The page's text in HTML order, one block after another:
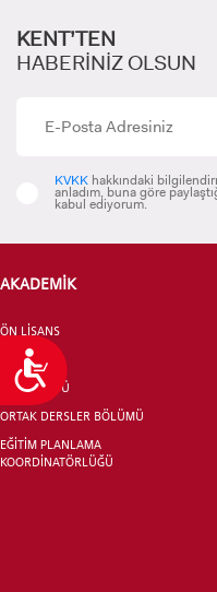
Ulaşılabilirlik
KENT’TEN
HABERİNİZ OLSUN
KVKK hakkındaki
anladım, buna göre
kabul ediyorum.
AKADEMİK
ÖN LİSANS
LİSANS
LİSANSÜSTÜ
ORTAK DERSLER BÖLÜMÜ
EĞİTİM PLANLAMA
KOORDİNATÖRLÜĞÜ